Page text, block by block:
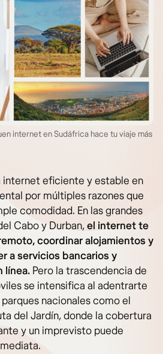
internet en Sudáfrica hace tu viaje más
internet eficiente y estable en
por múltiples razones que
comodidad. En las grandes
Cabo y Durban,el internet te
coordinar alojamientos y
a servicios bancarios y
línea. Pero la trascendencia de
se intensifica al adentrarte
nacionales como el
del Jardín, donde la cobertura
y un imprevisto puede